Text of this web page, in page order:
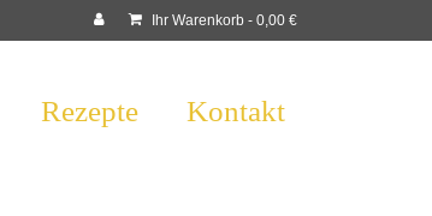
Ihr Warenkorb - 0,00 €
Rezepte Kontakt